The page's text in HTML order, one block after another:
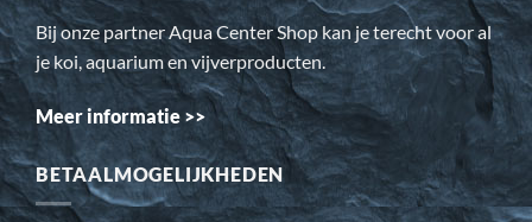
Bij onze partner Aqua Center Shop kan je terecht voor al
je koi, aquarium en vijverproducten.
Meer informatie >>
BETAALMOGELIJKHEDEN